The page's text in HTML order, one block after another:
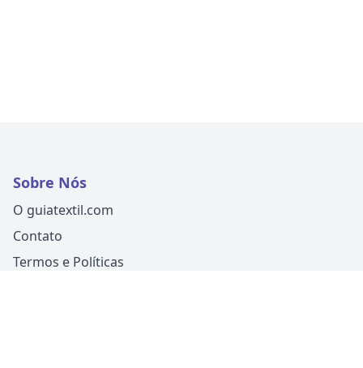
Sobre Nós
O guiatextil.com
Contato
Termos e Políticas